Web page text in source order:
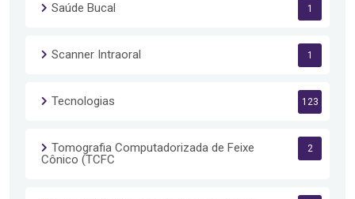
Saúde Bucal 1
Scanner Intraoral 1
Tecnologias 123
Tomografia Computadorizada de Feixe
Cônico (TCFC
2